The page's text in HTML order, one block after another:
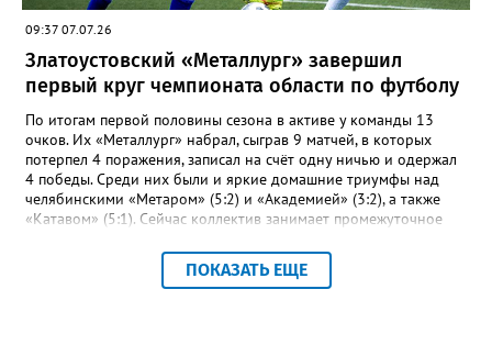
09:37 07.07.26
Златоустовский «Металлург» завершил
первый круг чемпионата области по футболу
По итогам первой половины сезона в активе у команды 13
очков. Их «Металлург» набрал, сыграв 9 матчей, в которых
потерпел 4 поражения, записал на счёт одну ничью и одержал
4 победы. Среди них были и яркие домашние триумфы над
челябинскими «Метаром» (5:2) и «Академией» (3:2), а также
«Катавом» (5:1). Сейчас коллектив занимает промежуточное
Строкой выше златоустовцев – коркинский «Шахтёр». При
прочих одинаковых показателях двух идущих плечом к плечу
ПОКАЗАТЬ ЕЩЕ